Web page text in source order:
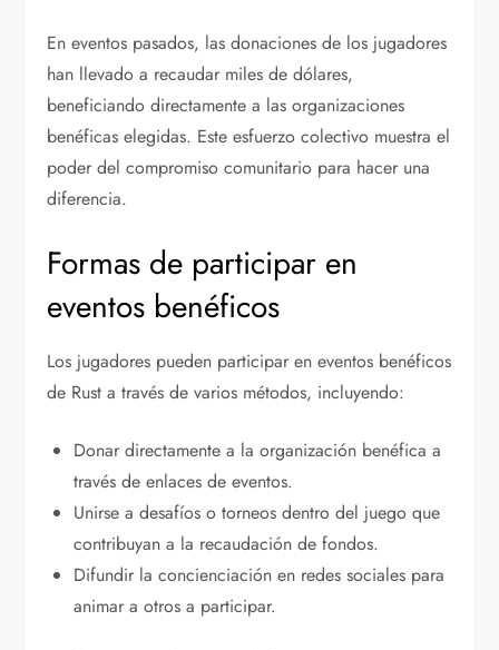
En eventos pasados, las donaciones de los jugadores
han llevado a recaudar miles de dólares,
beneficiando directamente a las organizaciones
benéficas elegidas. Este esfuerzo colectivo muestra el
poder del compromiso comunitario para hacer una
diferencia.
Formas de participar en
eventos benéficos
Los jugadores pueden participar en eventos benéficos
de Rust a través de varios métodos, incluyendo:
Donar directamente a la organización benéfica a
través de enlaces de eventos.
Unirse a desafíos o torneos dentro del juego que
contribuyan a la recaudación de fondos.
Difundir la concienciación en redes sociales para
animar a otros a participar.